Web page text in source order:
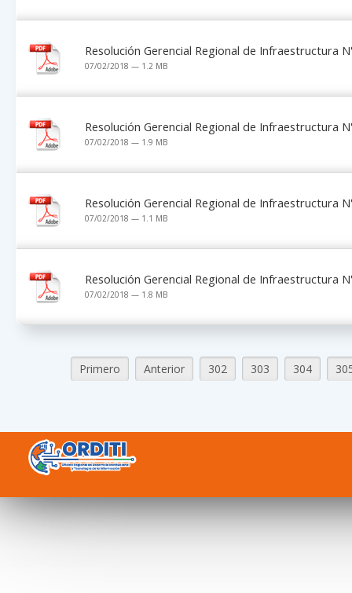
Resolución Gerencial Regional de Infraestructura
07/02/2018 — 1.2 MB
Resolución Gerencial Regional de Infraestructura
07/02/2018 — 1.9 MB
Resolución Gerencial Regional de Infraestructura
07/02/2018 — 1.1 MB
Resolución Gerencial Regional de Infraestructura
07/02/2018 — 1.8 MB
Primero Anterior 302 303 304